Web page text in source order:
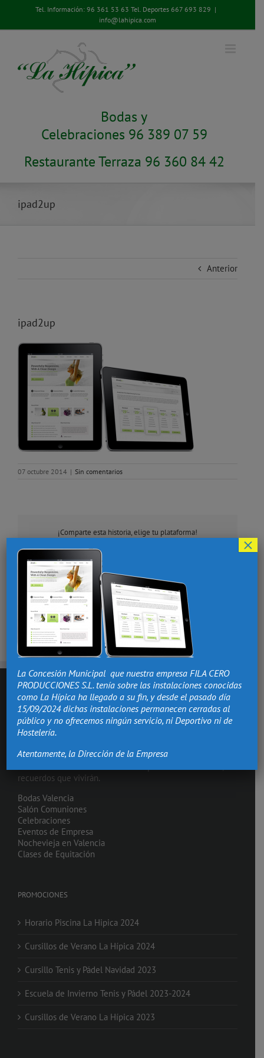
contenido
Tel. Información: 96 361 53 63 Tel. Deportes 667 693 829 |
info@lahipica.com
Bodas y
Celebraciones 96 389 07 59
Restaurante Terraza 96 360 84 42
ipad2up
Anterior
ipad2up
07 octubre 2014 | Sin comentarios
¡Comparte esta historia, elige tu plataforma!
Facebook
X Reddit
recuerdos que vivirán.
Bodas Valencia
Salón Comuniones
Celebraciones
Eventos de Empresa
Nochevieja en Valencia
Clases de Equitación
PROMOCIONES
Horario Piscina La Hipica 2024
Cursillos de Verano La Hípica 2024
Cursillo Tenis y Pádel Navidad 2023
Escuela de Invierno Tenis y Pádel 2023-2024
Cursillos de Verano La Hípica 2023
La Concesión Municipal que nuestra empresa FILA CERO
PRODUCCIONES S.L. tenía sobre las instalaciones conocidas
como La Hípica ha llegado a su fin, y desde el pasado día
15/09/2024 dichas instalaciones permanecen cerradas al
público y no ofrecemos ningún servicio, ni Deportivo ni de
Hostelería.
Atentamente, la Dirección de la Empresa
×